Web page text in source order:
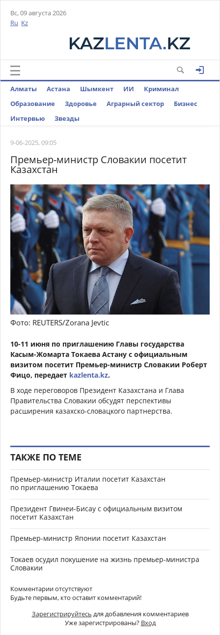
Вс, 09 августа 2026
Ru Kz
Алматы Астана Шымкент ИИ
Криминал
Образование
Здоровье Аграрный сектор
Бизнес
Интервью
Звезды
9-06-2025, 09:05
Премьер-министр Словакии посетит
Казахстан
Фото: REUTERS/Zorana Jevtic
10-11 июня по приглашению Главы государства
Касым-Жомарта Токаева Астану с официальным
визитом посетит Премьер-министр Словакии Роберт
Фицо, передает kazlenta.kz.
В ходе переговоров Президент Казахстана и Глава
Правительства Словакии обсудят перспективы
расширения казахско-словацкого партнерства.
ТАКЖЕ ПО ТЕМЕ
Премьер-министр Италии посетит Казахстан
по приглашению Токаева
Президент Гвинеи-Бисау с официальным визитом
посетит Казахстан
Премьер-министр Японии посетит Казахстан
Токаев осудил покушение на жизнь премьер-министра
Словакии
Комментарии отсутствуют
Будьте первым, кто оставит комментарий!
Зарегистрируйтесь для добавления комментариев
Уже зарегистрированы? Вход